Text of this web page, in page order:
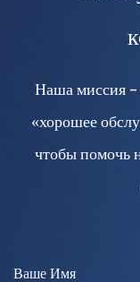
Наша миссия -
«хорошее
чтобы помочь